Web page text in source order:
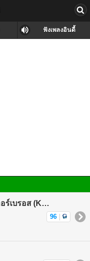
ฟังเพลงอินดี้
ขอใช้ตัวช่วย (Lifeline, Please.) - เคอร์เบรอส (KerBeRos)
96